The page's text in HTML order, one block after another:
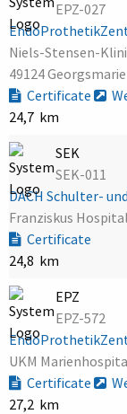
EPZ-027
Niels-Stensen-
49124
Certificate
24,7 km
SEK
SEK-011
DACH Schulter-
Franziskus
Certificate
24,8 km
EPZ
EPZ-572
UKM
Certificate
27,2 km